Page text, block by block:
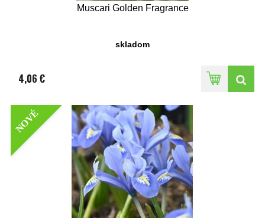
Muscari Golden Fragrance
skladom
4,06 €
NOVÉ